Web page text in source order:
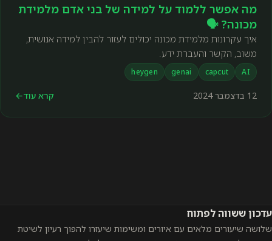
מה אפשר ללמוד על למידה של בני אדם מלמידת
מכונה? 🗣️
איך עקרונות מלמידת מכונה יכולים לעזור להבין למידה אנושית,
משוב, הקשר והעברת ידע.
AI
capcut
genai
heygen
12 בדצמבר 2024 קרא עוד←
עדכון ששווה לפתוח
שלושה שיעורים מלאים עם איורים ומשימות שיעזרו להפוך רעיון לשיטת